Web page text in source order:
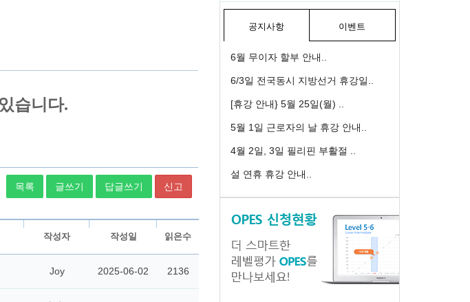
목록 글쓰기 답글쓰기 신고
공지사항 이벤트
6월 무이자 할부 안내..
6/3일 전국동시 지방선거 휴강일..
[휴강 안내} 5월 25일(월) ..
5월 1일 근로자의 날 휴강 안내..
4월 2일, 3일 필리핀 부활절 ..
설 연휴 휴강 안내..